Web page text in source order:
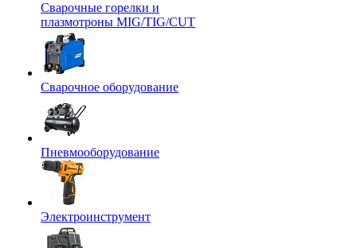
Сварочные горелки и
плазмотроны MIG/TIG/CUT
Сварочное оборудование
Пневмооборудование
Электроинструмент